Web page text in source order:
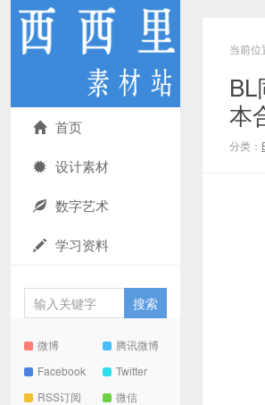
首页
设计素材
数字艺术
学习资料
微博
腾讯微博
Facebook
Twitter
RSS订阅
微信
当前位
本
分类：